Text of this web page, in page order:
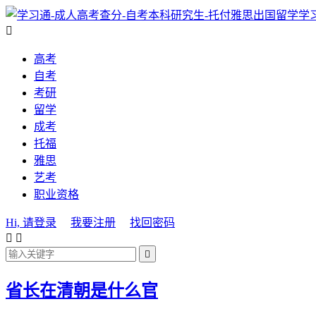
学

高考
自考
考研
留学
成考
托福
雅思
艺考
职业资格
Hi, 请登录 我要注册
找回密码
 

省长在清朝是什么官